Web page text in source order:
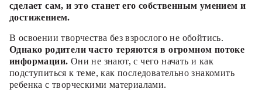
сделает сам, и это станет его собственным умением и
достижением.
В освоении творчества без взрослого не обойтись.
Однако родители часто теряются в огромном потоке
информации. Они не знают, с чего начать и как
подступиться к теме, как последовательно знакомить
ребенка с творческими материалами.